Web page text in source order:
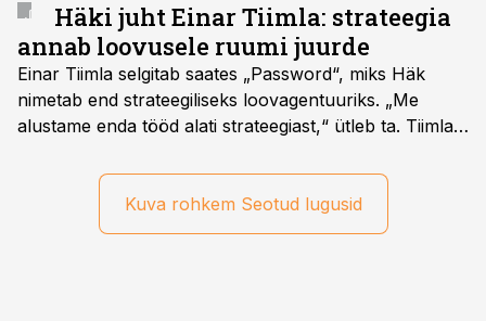
Häki juht Einar Tiimla: strateegia
annab loovusele ruumi juurde
Einar Tiimla selgitab saates „Password“, miks Häk
nimetab end strateegiliseks loovagentuuriks. „Me
alustame enda tööd alati strateegiast,“ ütleb ta. Tiimla
hakkab alles esimeste visuaalide pealt mõtlema, mida
ta tegelikult tahab.Kuva rohkem Seotud lugusid